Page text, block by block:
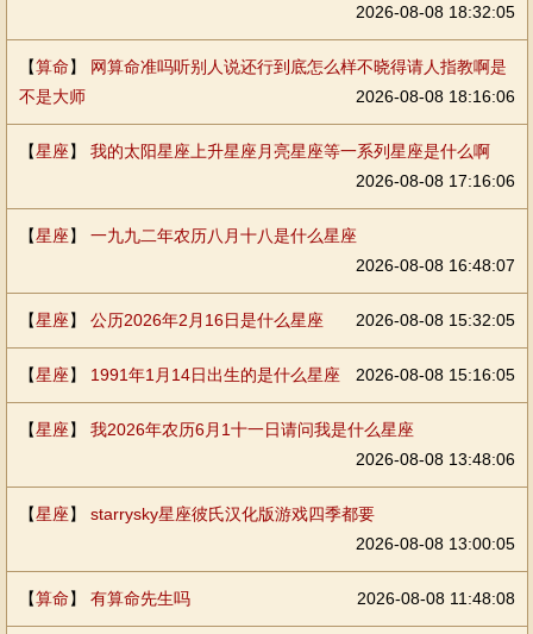
2026-08-08 18:32:05
【算命】 网算命准吗听别人说还行到底怎么样不晓得请人指教啊是
不是大师
2026-08-08 18:16:06
【星座】 我的太阳星座上升星座月亮星座等一系列星座是什么啊
2026-08-08 17:16:06
【星座】 一九九二年农历八月十八是什么星座
2026-08-08 16:48:07
【星座】 公历2026年2月16日是什么星座 2026-08-08 15:32:05
【星座】 1991年1月14日出生的是什么星座 2026-08-08 15:16:05
【星座】 我2026年农历6月1十一日请问我是什么星座
2026-08-08 13:48:06
【星座】 starrysky星座彼氏汉化版游戏四季都要
2026-08-08 13:00:05
【算命】 有算命先生吗 2026-08-08 11:48:08